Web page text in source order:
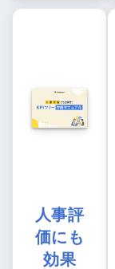
人事評
価にも
効果